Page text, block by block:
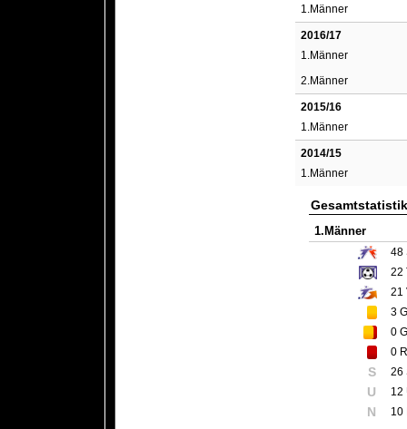
1.Männer
2016/17
1.Männer
2.Männer
2015/16
1.Männer
2014/15
1.Männer
Gesamtstatistik
1.Männer
48
22
21
3
0
0
S 26
U 12
N 10